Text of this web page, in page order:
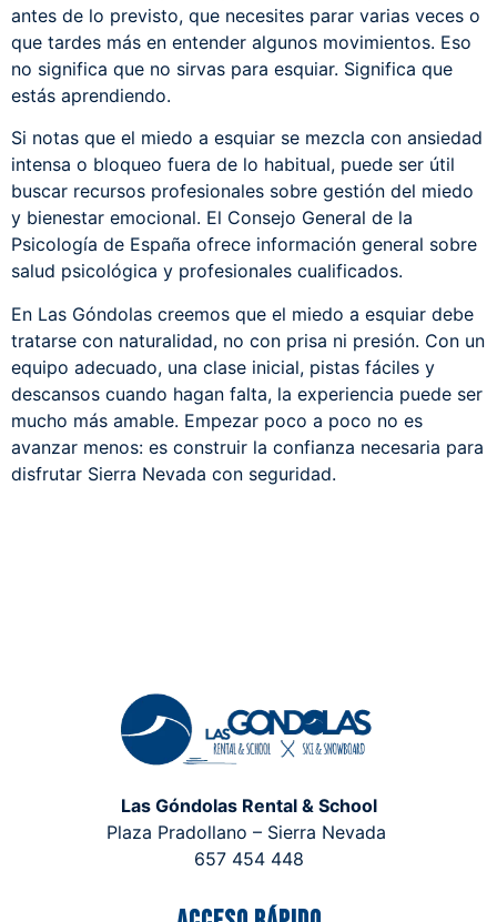
antes de lo previsto, que necesites parar varias veces o
que tardes más en entender algunos movimientos. Eso
no significa que no sirvas para esquiar. Significa que
estás aprendiendo.
Si notas que el miedo a esquiar se mezcla con ansiedad
intensa o bloqueo fuera de lo habitual, puede ser útil
buscar recursos profesionales sobre gestión del miedo
y bienestar emocional. El Consejo General de la
Psicología de España ofrece información general sobre
salud psicológica y profesionales cualificados.
En Las Góndolas creemos que el miedo a esquiar debe
tratarse con naturalidad, no con prisa ni presión. Con un
equipo adecuado, una clase inicial, pistas fáciles y
descansos cuando hagan falta, la experiencia puede ser
mucho más amable. Empezar poco a poco no es
avanzar menos: es construir la confianza necesaria para
disfrutar Sierra Nevada con seguridad.
Las Góndolas Rental & School
Plaza Pradollano – Sierra Nevada
657 454 448